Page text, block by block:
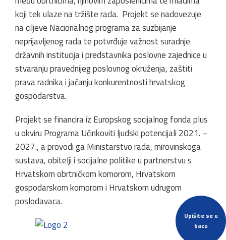
Upišite se u
bazu
koji tek ulaze na tržište rada. Projekt se nadovezuje
na ciljeve Nacionalnog programa za suzbijanje
neprijavljenog rada te potvrđuje važnost suradnje
državnih institucija i predstavnika poslovne zajednice u
stvaranju pravednijeg poslovnog okruženja, zaštiti
prava radnika i jačanju konkurentnosti hrvatskog
gospodarstva.
Projekt se financira iz Europskog socijalnog fonda plus
u okviru Programa Učinkoviti ljudski potencijali 2021. –
2027., a provodi ga Ministarstvo rada, mirovinskoga
sustava, obitelji i socijalne politike u partnerstvu s
Hrvatskom obrtničkom komorom, Hrvatskom
gospodarskom komorom i Hrvatskom udrugom
poslodavaca.